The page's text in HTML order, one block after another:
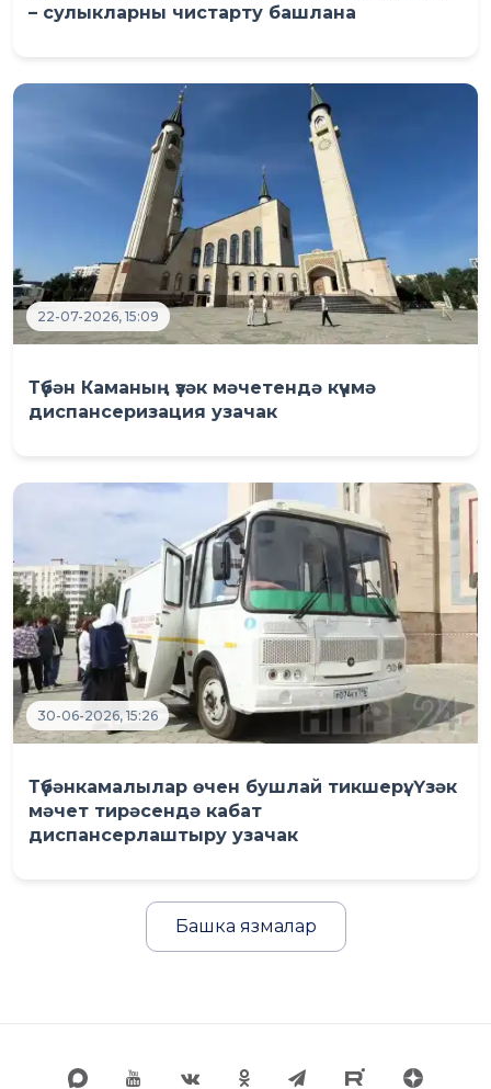
– сулыкларны чистарту башлана
22-07-2026, 15:09
Түбән Каманың үзәк мәчетендә күчмә
диспансеризация узачак
30-06-2026, 15:26
Түбәнкамалылар өчен бушлай тикшерү: Үзәк
мәчет тирәсендә кабат
диспансерлаштыру узачак
Башка язмалар